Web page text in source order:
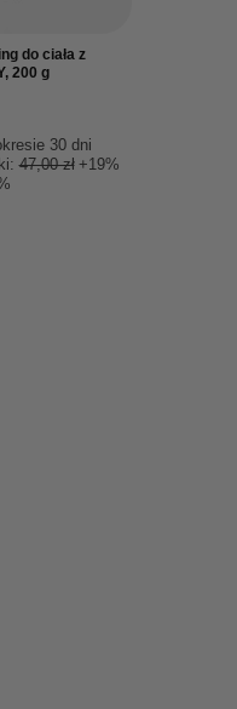
do ciała z
200 g
30 dni
47,00 zł +19%